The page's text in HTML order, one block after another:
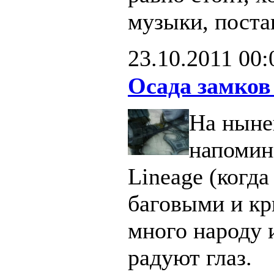
музыки,
23.10.2011
Осада замков
На
Lineage
баговыми и
много народу
радуют глаз.